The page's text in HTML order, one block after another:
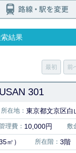
結果
最初 前
301
所在地： 東京都文京区白
理費： 10,000円 敷
㎡） 所在階： 3階